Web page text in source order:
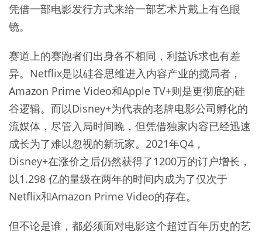
凭借一部电影发行方式来给一部艺术片戴上有色眼
镜。
赛道上的赛跑者们出身各不相同，利益诉求也有差
异。Netflix是以硅谷思维进入内容产业的搅局者，
Amazon Prime Video和Apple TV+则是更彻底的硅
谷逻辑。而以Disney+为代表的老牌电影公司孵化的
流媒体，尽管入局时间晚，但凭借独家内容已经迅速
成长为了难以忽视的新玩家。2021年Q4，
Disney+在涨价之后仍然获得了1200万的订户增长，
以1.298 亿的量级在两年的时间内成为了仅次于
Netflix和Amazon Prime Video的存在。
但不论是谁，都必须面对电影这个超过百年历史的艺